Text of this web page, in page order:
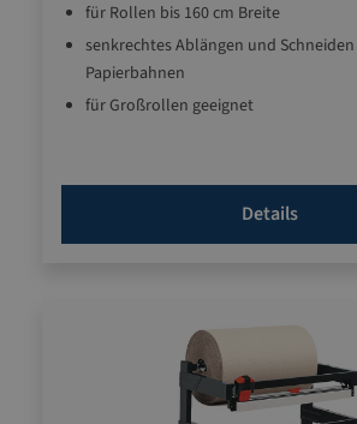
für Rollen bis 160 cm Breite
senkrechtes Ablängen und
Papierbahnen
für Großrollen geeignet
Details